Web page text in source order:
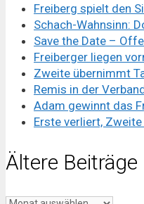
Freiberg spielt den
Schach-Wahnsinn:
Save the Date –
Freiberger liegen
Zweite übernimmt
Remis in der
Adam gewinnt das
Erste verliert,
Ältere Beiträge